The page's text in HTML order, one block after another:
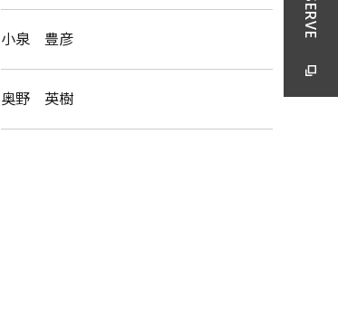
小泉 豊彦
奥野 英樹